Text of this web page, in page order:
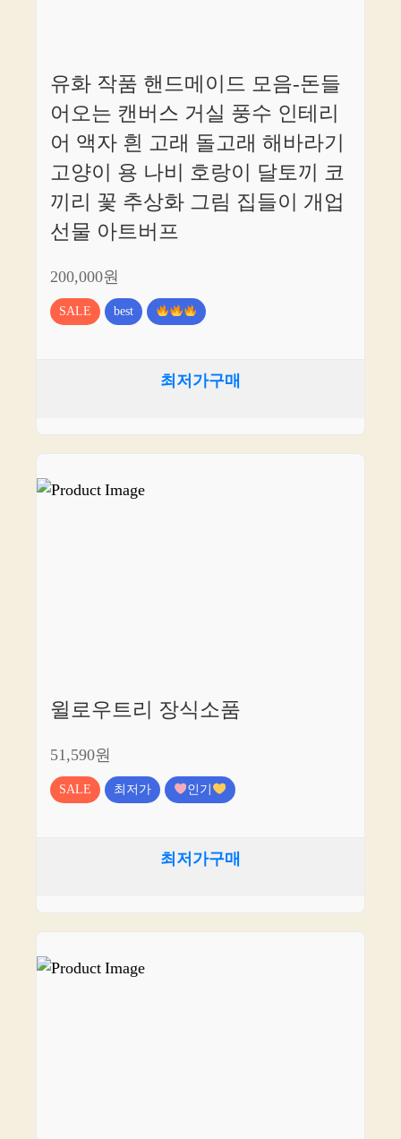
유화 작품 핸드메이드 모음-돈들
어오는 캔버스 거실 풍수 인테리
어 액자 흰 고래 돌고래 해바라기
고양이 용 나비 호랑이 달토끼 코
끼리 꽃 추상화 그림 집들이 개업
선물 아트버프
200,000원
SALE best
최저가구매
윌로우트리 장식소품
51,590원
SALE 최저가 인기
최저가구매